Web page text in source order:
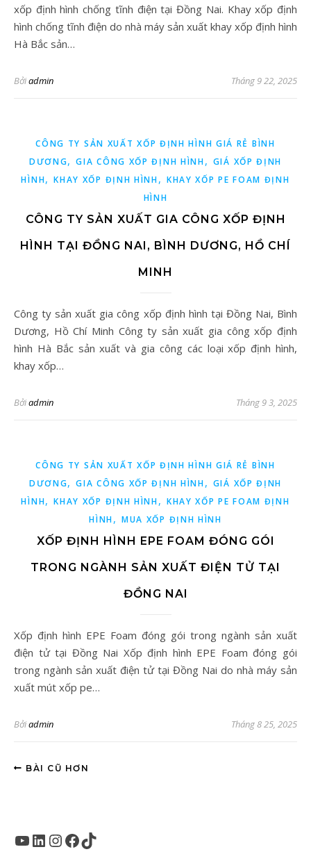
xốp định hình chống tĩnh điện tại Đồng Nai. Khay xốp định
hình chống tĩnh điện do nhà máy sản xuất khay xốp định hình
Hà Bắc sản…
Bởiadmin Tháng 9 22, 2025
CÔNG TY SẢN XUẤT XỐP ĐỊNH HÌNH GIÁ RẺ BÌNH
DƯƠNG,GIA CÔNG XỐP ĐỊNH HÌNH, GIÁ XỐP ĐỊNH
HÌNH,KHAY XỐP ĐỊNH HÌNH, KHAY XỐP PE FOAM ĐỊNH
HÌNH
CÔNG TY SẢN XUẤT GIA CÔNG XỐP ĐỊNH
HÌNH TẠI ĐỒNG NAI, BÌNH DƯƠNG, HỒ CHÍ
MINH
Công ty sản xuất gia công xốp định hình tại Đồng Nai, Bình
Dương, Hồ Chí Minh Công ty sản xuất gia công xốp định
hình Hà Bắc sản xuất và gia công các loại xốp định hình,
khay xốp…
Bởiadmin Tháng 9 3, 2025
CÔNG TY SẢN XUẤT XỐP ĐỊNH HÌNH GIÁ RẺ BÌNH
DƯƠNG,GIA CÔNG XỐP ĐỊNH HÌNH, GIÁ XỐP ĐỊNH
HÌNH,KHAY XỐP ĐỊNH HÌNH, KHAY XỐP PE FOAM ĐỊNH
HÌNH, MUA XỐP ĐỊNH HÌNH
XỐP ĐỊNH HÌNH EPE FOAM ĐÓNG GÓI
TRONG NGÀNH SẢN XUẤT ĐIỆN TỬ TẠI
ĐỒNG NAI
Xốp định hình EPE Foam đóng gói trong ngành sản xuất
điện tử tại Đồng Nai Xốp định hình EPE Foam đóng gói
trong ngành sản xuất điện tử tại Đồng Nai do nhà máy sản
xuất mút xốp pe…
Bởiadmin Tháng 8 25, 2025
BÀI CŨ HƠN
Youtube
LinkedIn
Instagram
Facebook
TikTok